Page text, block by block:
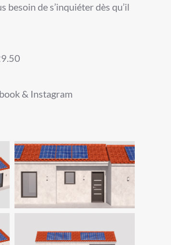
de s’inquiéter dès qu’il
& Instagram